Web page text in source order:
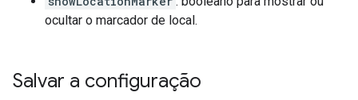
ocultar o marcador de local.
Salvar a configuração